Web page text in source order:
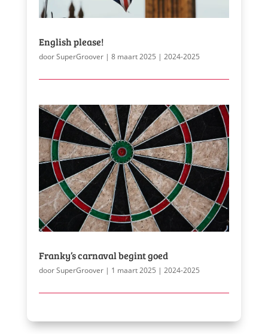
English please!
doorSuperGroover| 8 maart 2025 | 2024-2025
Franky’s carnaval begint goed
doorSuperGroover| 1 maart 2025 | 2024-2025